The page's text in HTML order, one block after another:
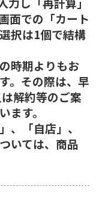
面での「カート
択は1個で結構
時期よりもお
。その際は、早
解約等のご案
ます。
「自店」、
いては、商品